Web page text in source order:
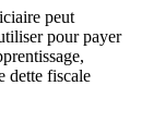
peut
pour payer
dette fiscale